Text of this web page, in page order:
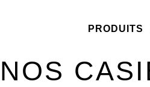
PRODUITS
NOS